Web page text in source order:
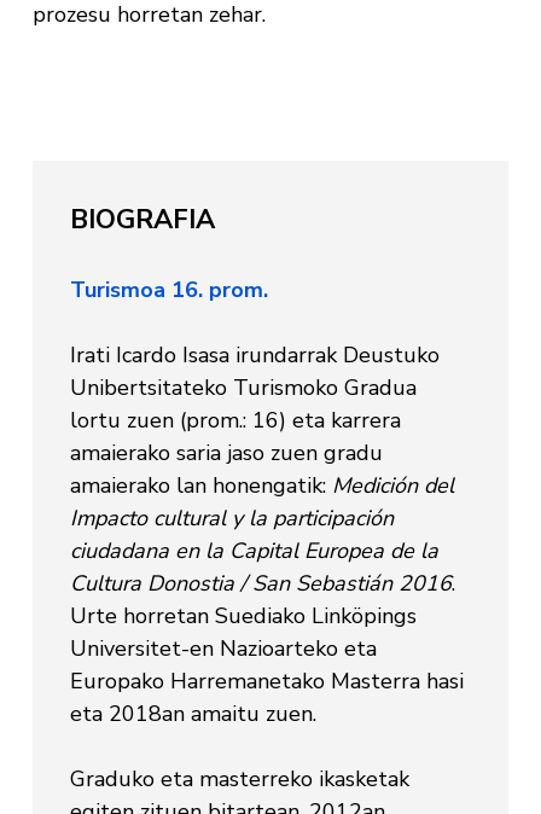
prozesu horretan zehar.
BIOGRAFIA
Turismoa 16. prom.
Irati Icardo Isasa irundarrak Deustuko
Unibertsitateko Turismoko Gradua
lortu zuen (prom.: 16) eta karrera
amaierako saria jaso zuen gradu
amaierako lan honengatik: Medición del
Impacto cultural y la participación
ciudadana en la Capital Europea de la
Cultura Donostia / San Sebastián 2016.
Urte horretan Suediako Linköpings
Universitet-en Nazioarteko eta
Europako Harremanetako Masterra hasi
eta 2018an amaitu zuen.
Graduko eta masterreko ikasketak